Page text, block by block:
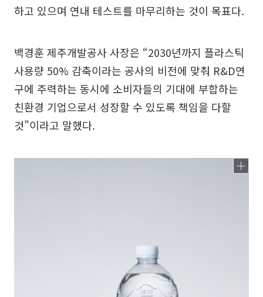
하고 있으며 연내 테스트를 마무리하는 것이 목표다.
백경훈 제주개발공사 사장은 “2030년까지 플라스틱
사용량 50% 감축이라는 공사의 비전에 맞춰 R&D연
구에 주력하는 동시에 소비자들의 기대에 부합하는
친환경 기업으로서 성장할 수 있도록 책임을 다할
것”이라고 말했다.